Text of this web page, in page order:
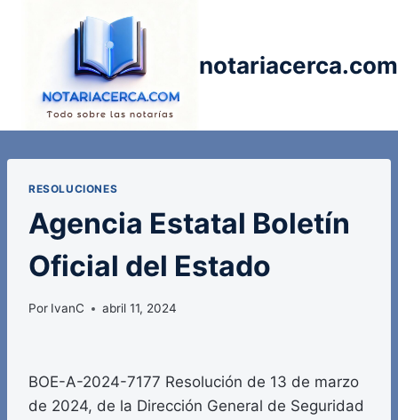
notariacerca.com
RESOLUCIONES
Agencia Estatal Boletín
Oficial del Estado
Por IvanC abril 11, 2024
BOE-A-2024-7177 Resolución de 13 de marzo
de 2024, de la Dirección General de Seguridad